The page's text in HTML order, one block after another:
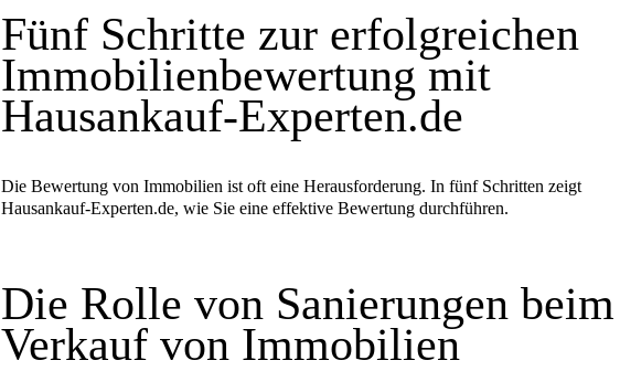
Fünf Schritte zur erfolgreichen
Immobilienbewertung mit
Hausankauf-Experten.de
Die Bewertung von Immobilien ist oft eine Herausforderung. In fünf Schritten zeigt
Hausankauf-Experten.de, wie Sie eine effektive Bewertung durchführen.
Die Rolle von Sanierungen beim
Verkauf von Immobilien